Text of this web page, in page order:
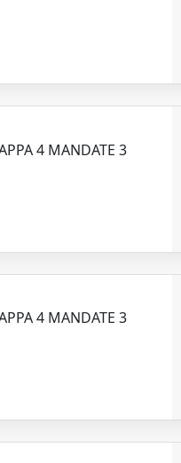
4 MANDATE 3
4 MANDATE 3